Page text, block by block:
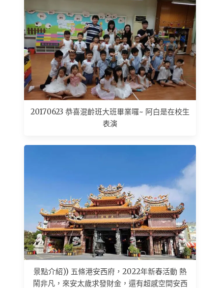
20170623 恭喜混齡班大班畢業囉~ 阿白是在校生
表演
景點介紹)) 五條港安西府，2022年新春活動 熱
鬧非凡，來安太歲求發財金，還有超感空間安西